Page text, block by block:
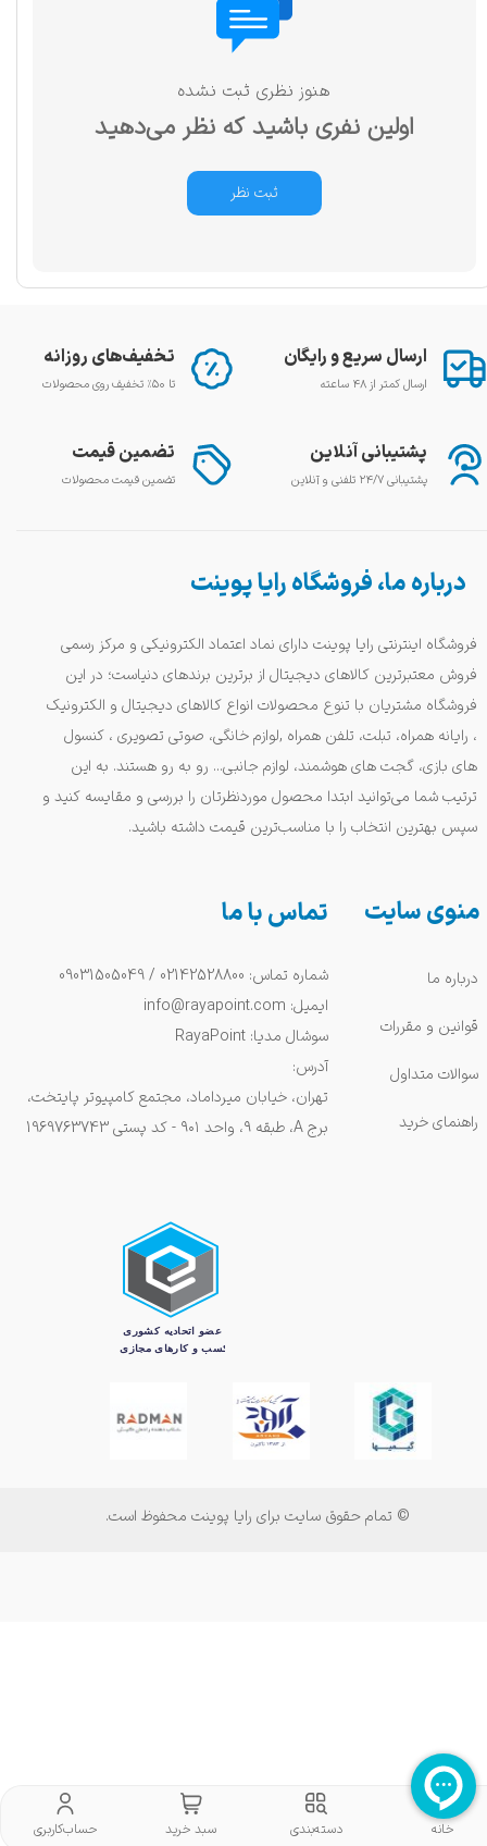
هنوز نظری ثبت نشده
اولین نفری باشید که نظر می‌دهید
ثبت نظر
منوی سایت
درباره ما
قوانین و مقررات
سوالات متداول
راهنمای خرید
© تمام حقوق سایت برای رایا پوینت محفوظ است.
درباره ما، فروشگاه رایا پوینت
فروشگاه اینترنتی رایا پوینت دارای نماد اعتماد الکترونیکی و مرکز رسمی
فروش معتبرترین کالاهای دیجیتال از برترین برندهای دنیاست؛ در این
فروشگاه مشتریان با تنوع محصولات انواع کالاهای دیجیتال و الکترونیک
، رایانه همراه، تبلت، تلفن همراه ,لوازم خانگی، صوتی تصویری ، کنسول
های بازی، گجت های هوشمند، لوازم جانبی... رو به رو هستند. به این
ترتیب شما می‌توانید ابتدا محصول موردنظرتان را بررسی و مقایسه کنید و
سپس بهترین انتخاب را با مناسب‌ترین قیمت داشته باشید.
ارسال سریع و رایگان
ارسال کمتر از ۴۸ ساعته
تخفیف‌های روزانه
تا ۵۰٪ تخفیف روی محصولات
پشتیبانی آنلاین
پشتیبانی ۲۴/۷ تلفنی و آنلاین
تضمین قیمت
تضمین قیمت محصولات
تماس با ما
شماره تماس: 02142528800 / 09031505049
ایمیل: info@rayapoint.com
سوشال مدیا: RayaPoint
آدرس:
تهران، خیابان میرداماد، مجتمع کامپیوتر پایتخت،
برج A، طبقه ۹، واحد ۹۰۱ - کد پستی 1969763743
خانه سبد خرید دسته‌بندی حساب‌کاربری